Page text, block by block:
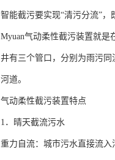
智能截污要实现“清污分流”
Myuan气动柔性截污装置就
井有三个管口，分别为雨污
河道。
气动柔性截污装置特点
1．晴天截流污水
重力自流：城市污水直接流